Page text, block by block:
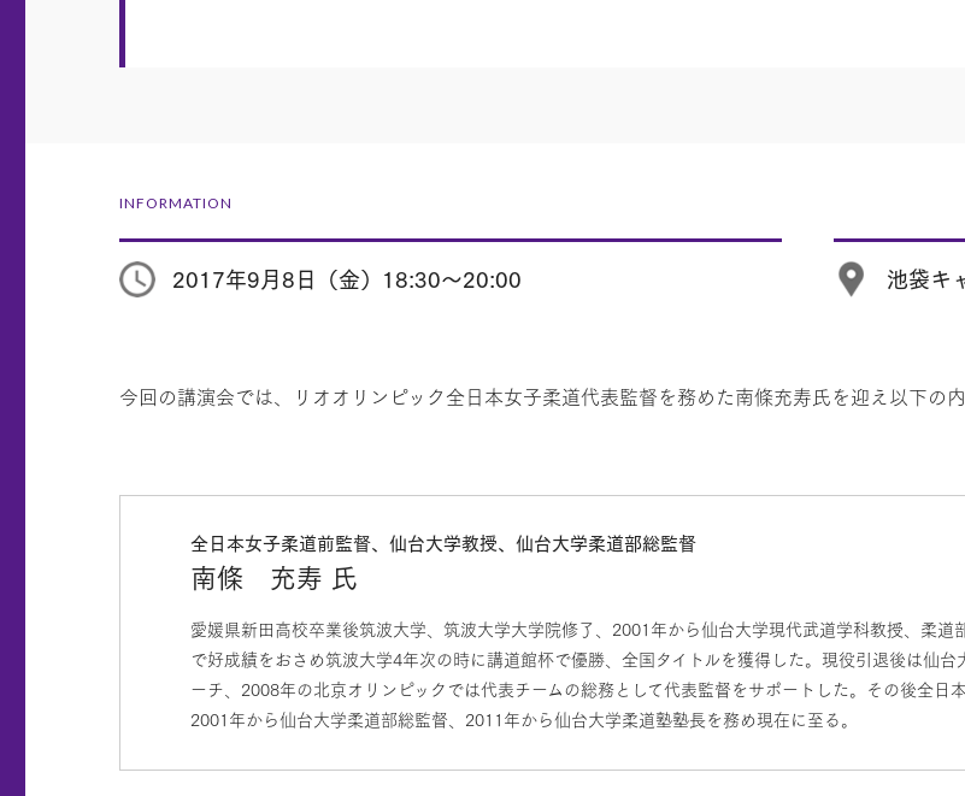
INFORMATION
2017年9月8日（金）18:30～20:00 池袋キ
今回の講演会では、リオオリンピック全日本女子柔道代表監督を務めた南條充寿氏を迎え以下の内
全日本女子柔道前監督、仙台大学教授、仙台大学柔道部総監督
南條 充寿 氏
愛媛県新田高校卒業後筑波大学、筑波大学大学院修了、2001年から仙台大学現代武道学科教授、柔
で好成績をおさめ筑波大学4年次の時に講道館杯で優勝、全国タイトルを獲得した。現役引退後は仙
ーチ、2008年の北京オリンピックでは代表チームの総務として代表監督をサポートした。その後全日
2001年から仙台大学柔道部総監督、2011年から仙台大学柔道塾塾長を務め現在に至る。